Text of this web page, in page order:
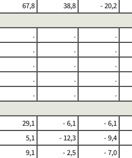
67,8 38,8 - 20,2
. . .
. . .
. . .
. . .
. . .
29,1 - 6,1 - 6,1
5,1 - 12,3 - 9,4
9,1 - 2,5 - 7,0